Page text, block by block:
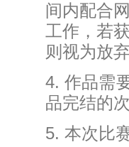
间内配合
工作，若
则视为放
4. 作品需
品完结的
5. 本次比